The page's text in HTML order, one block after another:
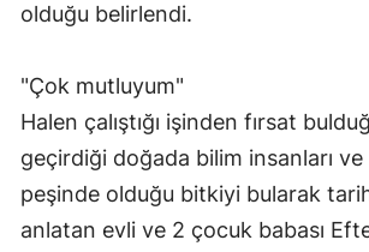
olduğu belirlendi.
"Çok mutluyum"
Halen çalıştığı işinden fırsat
geçirdiği doğada bilim insanları
peşinde olduğu bitkiyi bularak
anlatan evli ve 2 çocuk babası